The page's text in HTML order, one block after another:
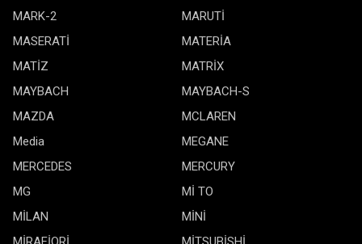
MARK-2
MARUTİ
MASERATİ
MATERİA
MATİZ
MATRİX
MAYBACH
MAYBACH-S
MAZDA
MCLAREN
Media
MEGANE
MERCEDES
MERCURY
MG
Mİ TO
MİLAN
MİNİ